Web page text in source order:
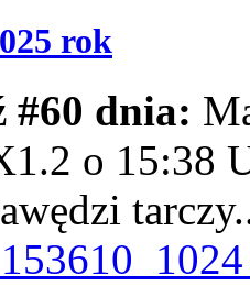
rok
#60 dnia:
o 15:38